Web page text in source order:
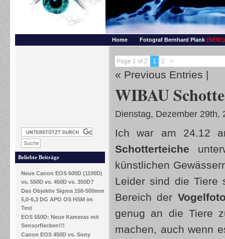
Home Fotograf Bernhard Plank (NEW!)
Beliebte Beiträge
Neue Canon EOS 600D (1100D)
vs. 550D vs. 450D vs. 350D?
Das Objektiv Sigma 150-500mm
5,0-6,3 DG APO OS HSM im
Test
EOS 550D: Neue Kameras mit
Sensorflecken!!!
Canon EOS 450D vs. Sony
Page 1 of 2 1 2 >
« Previous Entries |
WIBAU
Dienstag, Dezember 29th,
Ich war am 24.12
Schotterteiche
künstlichen
Leider sind die Tiere
Bereich der
genug an die Tiere
machen, auch wenn